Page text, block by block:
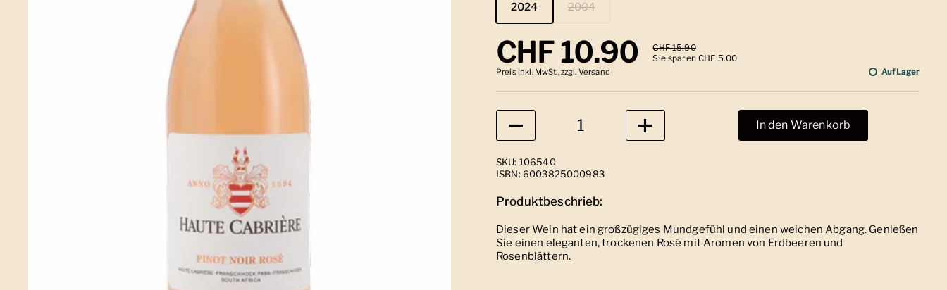
2024 2004
Regulärer Preis
CHF 10.90 Sale-Preis
CHF 15.90
Sie sparen CHF 5.00
Preis inkl. MwSt., zzgl. Versand Auf Lager
Anzahl
In den Warenkorb
SKU: 106540
ISBN: 6003825000983
Produktbeschrieb:
Dieser Wein hat ein großzügiges Mundgefühl und einen weichen Abgang. Genießen
Sie einen eleganten, trockenen Rosé mit Aromen von Erdbeeren und
Rosenblättern.